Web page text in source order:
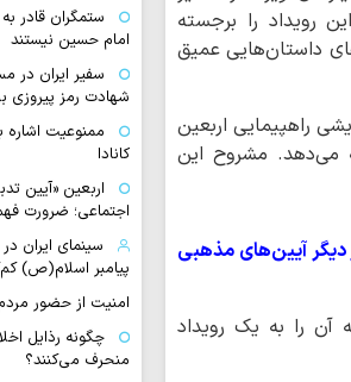
رویداد را برجسته
داستان‌هایی عمیق
راهپیمایی اربعین
می‌دهد. مشروح این
دیگر آیین‌های مذهبی
آن را به یک رویداد
ستمگران قادر
امام حسین نیستند
سفیر ایران در
شهادت رمز پیروزی
ممنوعیت
کانادا
اربعین «آیین
اجتماعی؛ ضرورت
سینمای ایران
پیامبر اسلام(ص)
امنیت از حضور
چگونه رذایل
منحرف می‌کنند؟